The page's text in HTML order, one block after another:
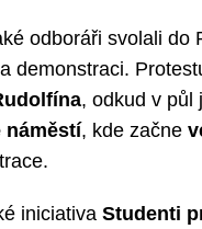
odboráři svolali do
demonstraci.
, odkud v půl
náměstí, kde začne
iniciativa Studenti